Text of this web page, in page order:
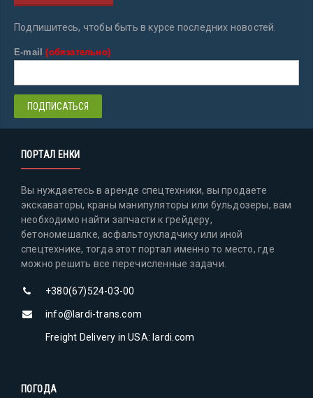
Подпишитесь, чтобы быть в курсе последних новостей.
E-mail(обязательно)
ПОРТАЛ ЕНКИ
Вы нуждаетесь в аренде спецтехники, вы продаете
экскаваторы, краны манипуляторы или бульдозеры, вам
необходимо найти запчасти к грейдеру,
бетономешалке, асфальтоукладчику или иной
спецтехнике, тогда этот портал именно то место, где
можно решить все перечисленные задачи.
+380(67)524-03-00
info@lardi-trans.com
Freight Delivery in USA: lardi.com
ПОГОДА